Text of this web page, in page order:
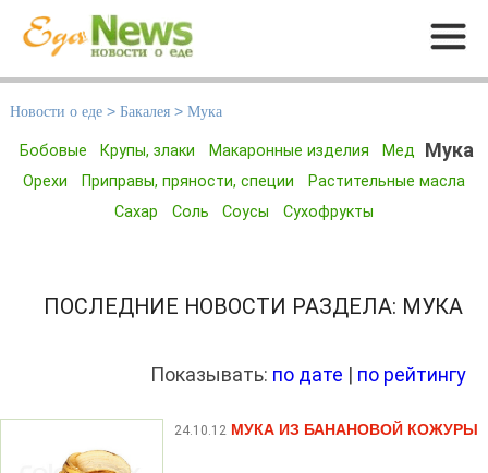
Меню
Новости о еде > Бакалея > Мука
Бобовые Крупы, злаки Макаронные изделия Мед Мука
Орехи Приправы, пряности, специи
Растительные масла
Сахар
Соль Соусы Сухофрукты
ПОСЛЕДНИЕ НОВОСТИ РАЗДЕЛА: МУКА
Показывать: по дате | по рейтингу
24.10.12 МУКА ИЗ БАНАНОВОЙ КОЖУРЫ